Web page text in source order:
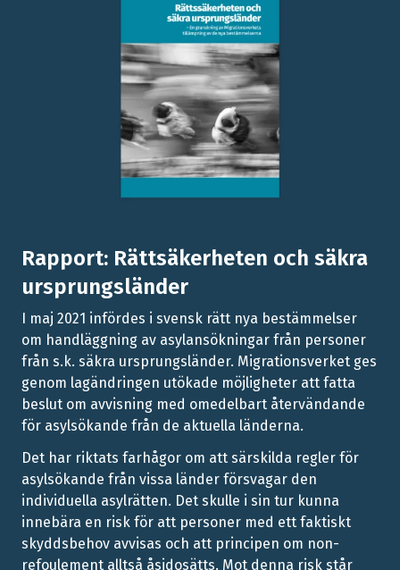
Rapport: Rättsäkerheten och säkra
ursprungsländer
I maj 2021 infördes i svensk rätt nya bestämmelser
om handläggning av asylansökningar från personer
från s.k. säkra ursprungsländer. Migrationsverket ges
genom lagändringen utökade möjligheter att fatta
beslut om avvisning med omedelbart återvändande
för asylsökande från de aktuella länderna.
Det har riktats farhågor om att särskilda regler för
asylsökande från vissa länder försvagar den
individuella asylrätten. Det skulle i sin tur kunna
innebära en risk för att personer med ett faktiskt
skyddsbehov avvisas och att principen om non-
refoulement alltså åsidosätts. Mot denna risk står